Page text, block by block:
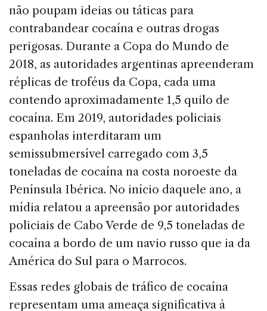
não poupam ideias ou táticas para
contrabandear cocaína e outras drogas
perigosas. Durante a Copa do Mundo de
2018, as autoridades argentinas apreenderam
réplicas de troféus da Copa, cada uma
contendo aproximadamente 1,5 quilo de
cocaína. Em 2019, autoridades policiais
espanholas interditaram um
semissubmersível carregado com 3,5
toneladas de cocaína na costa noroeste da
Península Ibérica. No início daquele ano, a
mídia relatou a apreensão por autoridades
policiais de Cabo Verde de 9,5 toneladas de
cocaína a bordo de um navio russo que ia da
América do Sul para o Marrocos.
Essas redes globais de tráfico de cocaína
representam uma ameaça significativa à